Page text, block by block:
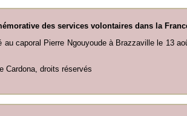
des services volontaires dans la
au caporal Pierre Ngouyoude à Brazzaville le 13
Cardona, droits réservés